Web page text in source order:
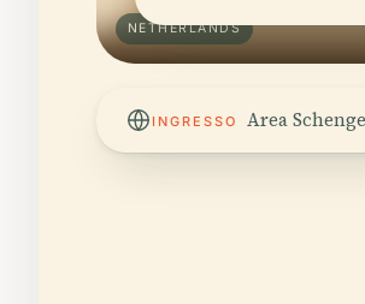
NETHERLANDS
INGRESSO Area